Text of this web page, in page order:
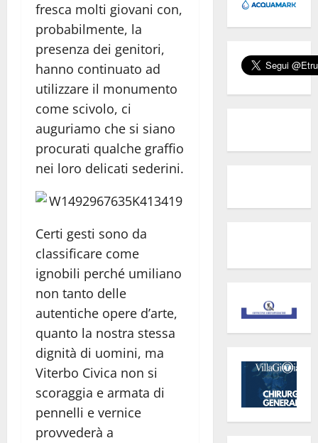
fresca molti giovani con,
probabilmente, la
presenza dei genitori,
hanno continuato ad
utilizzare il monumento
come scivolo, ci
auguriamo che si siano
procurati qualche graffio
nei loro delicati sederini.
Certi gesti sono da
classificare come
ignobili perché umiliano
non tanto delle
autentiche opere d’arte,
quanto la nostra stessa
dignità di uomini, ma
Viterbo Civica non si
scoraggia e armata di
pennelli e vernice
provvederà a